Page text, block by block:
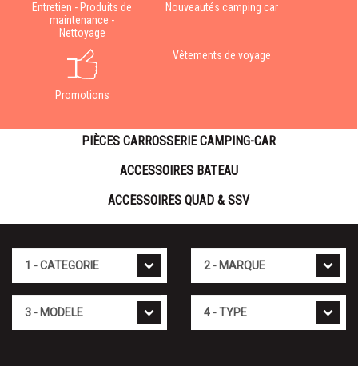
Entretien - Produits de
maintenance -
Nettoyage
Nouveautés camping car
Promotions
Vêtements de voyage
PIÈCES CARROSSERIE CAMPING-CAR
ACCESSOIRES BATEAU
ACCESSOIRES QUAD & SSV